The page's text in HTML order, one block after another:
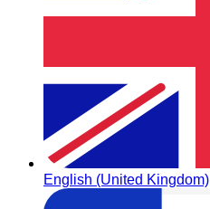
English (United Kingdom)